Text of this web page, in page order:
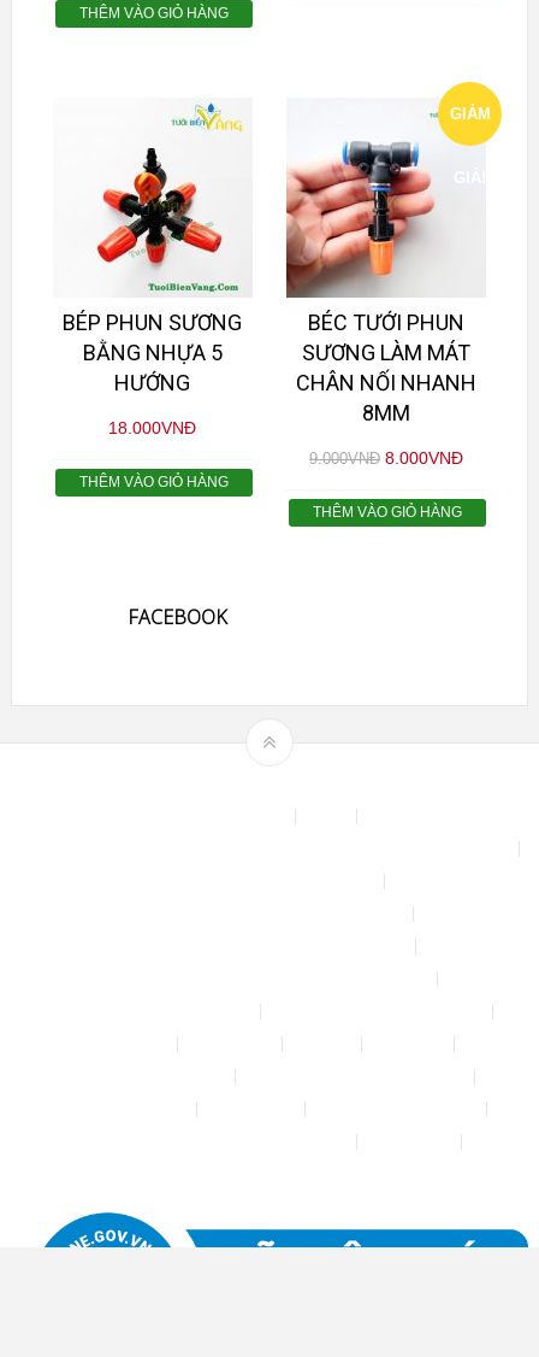
THÊM VÀO GIỎ HÀNG
BÉP PHUN SƯƠNG
BẰNG NHỰA 5
HƯỚNG
18.000VNĐ
THÊM VÀO GIỎ HÀNG
GIẢM
BÉC TƯỚI PHUN
SƯƠNG LÀM MÁT
CHÂN NỐI NHANH
8MM
9.000VNĐ 8.000VNĐ
THÊM VÀO GIỎ HÀNG
FACEBOOK